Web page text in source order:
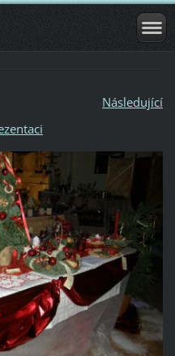
Následující